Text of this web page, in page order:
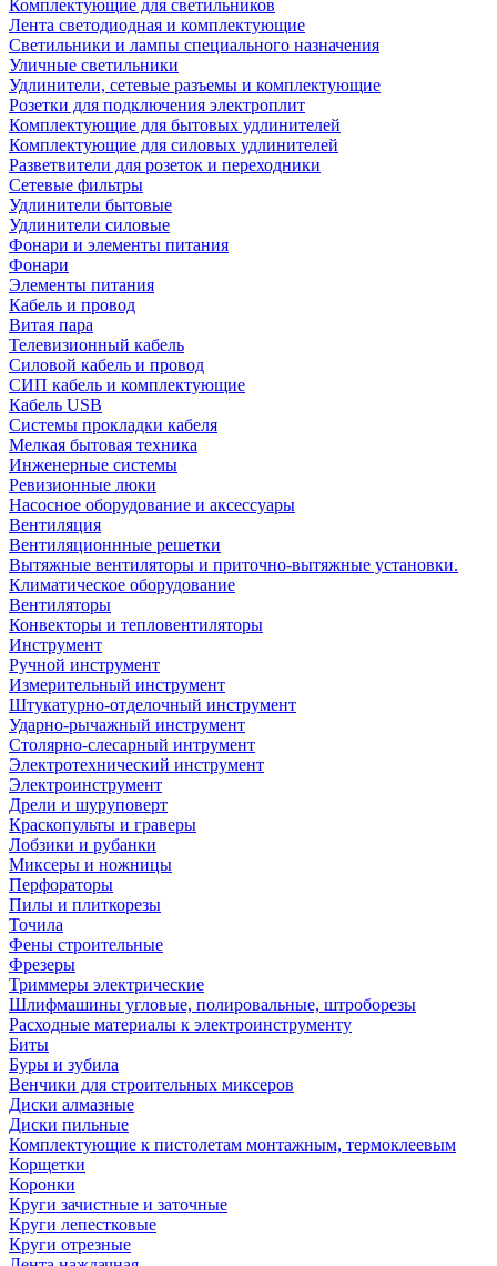
Комплектующие для светильников
Лента светодиодная и комплектующие
Светильники и лампы специального назначения
Уличные светильники
Удлинители, сетевые разъемы и комплектующие
Розетки для подключения электроплит
Комплектующие для бытовых удлинителей
Комплектующие для силовых удлинителей
Разветвители для розеток и переходники
Сетевые фильтры
Удлинители бытовые
Удлинители силовые
Фонари и элементы питания
Фонари
Элементы питания
Кабель и провод
Витая пара
Телевизионный кабель
Силовой кабель и провод
СИП кабель и комплектующие
Кабель USB
Системы прокладки кабеля
Мелкая бытовая техника
Инженерные системы
Ревизионные люки
Насосное оборудование и аксессуары
Вентиляция
Вентиляционнные решетки
Вытяжные вентиляторы и приточно-вытяжные установки.
Климатическое оборудование
Вентиляторы
Конвекторы и тепловентиляторы
Инструмент
Ручной инструмент
Измерительный инструмент
Штукатурно-отделочный инструмент
Ударно-рычажный инструмент
Столярно-слесарный интрумент
Электротехнический инструмент
Электроинструмент
Дрели и шуруповерт
Краскопульты и граверы
Лобзики и рубанки
Миксеры и ножницы
Перфораторы
Пилы и плиткорезы
Точила
Фены строительные
Фрезеры
Триммеры электрические
Шлифмашины угловые, полировальные, штроборезы
Расходные материалы к электроинструменту
Биты
Буры и зубила
Венчики для строительных миксеров
Диски алмазные
Диски пильные
Комплектующие к пистолетам монтажным, термоклеевым
Корщетки
Коронки
Круги зачистные и заточные
Круги лепестковые
Круги отрезные